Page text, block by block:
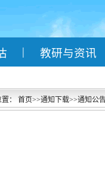
| 教研与资讯
： 首页>>通知下载>>通知公